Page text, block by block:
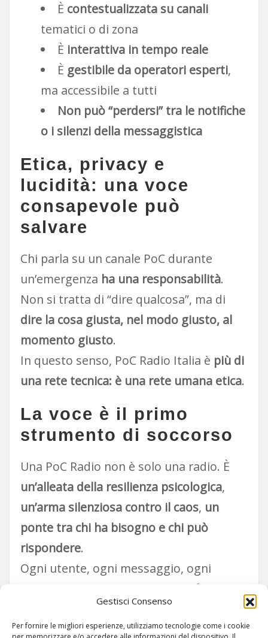
Gestisci Consenso
Per fornire le migliori esperienze, utilizziamo tecnologie come i cookie
È contestualizzata su canali
tematici o di zona
È interattiva in tempo reale
È gestibile da operatori esperti,
ma accessibile a tutti
Non può “perdersi” tra le notifiche
o i silenzi della messaggistica
Etica, privacy e
lucidità: una voce
consapevole può
salvare
Chi parla su un canale PoC durante
un’emergenza ha una responsabilità.
Non si tratta di “dire qualcosa”, ma di
dire la cosa giusta, nel modo giusto, al
momento giusto.
In questo senso, PoC Radio Italia è più di
una rete tecnica: è una rete umana etica.
La voce è il primo
strumento di soccorso
Una PoC Radio non è solo una radio. È
un’alleata della resilienza psicologica,
un’arma silenziosa contro il caos, un
ponte tra chi ha bisogno e chi può
rispondere.
Ogni utente, ogni messaggio, ogni
il primo
passo verso la salvezza.